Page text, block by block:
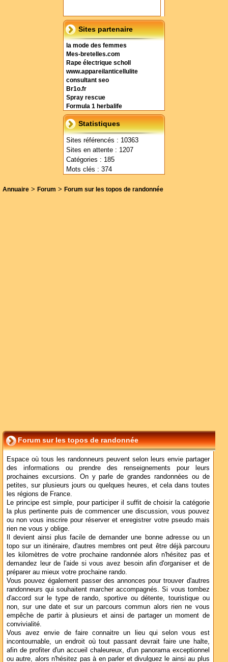
Sites partenaire
la mode des femmes
Mes-bretelles.com
Rape électrique scholl
www.appareilanticellulite
consultant seo
Br1o.fr
Spray rescue
Formula 1 herbalife
Statistiques
Sites référencés : 10363
Sites en attente : 1207
Catégories : 185
Mots clés : 374
Annuaire > Forum > Forum sur les topos de randonnée
Forum sur les topos de randonnée
Espace où tous les randonneurs peuvent selon leurs envie partager
des informations ou prendre des renseignements pour leurs
prochaines excursions. On y parle de grandes randonnées ou de
petites, sur plusieurs jours ou quelques heures, et cela dans toutes
les régions de France.
Le principe est simple, pour participer il suffit de choisir la catégorie
la plus pertinente puis de commencer une discussion, vous pouvez
ou non vous inscrire pour réserver et enregistrer votre pseudo mais
rien ne vous y oblige.
Il devient ainsi plus facile de demander une bonne adresse ou un
topo sur un itinéraire, d'autres membres ont peut être déjà parcouru
les kilomètres de votre prochaine randonnée alors n'hésitez pas et
demandez leur de l'aide si vous avez besoin afin d'organiser et de
préparer au mieux votre prochaine rando.
Vous pouvez également passer des annonces pour trouver d'autres
randonneurs qui souhaitent marcher accompagnés. Si vous tombez
d'accord sur le type de rando, sportive ou détente, touristique ou
non, sur une date et sur un parcours commun alors rien ne vous
empêche de partir à plusieurs et ainsi de partager un moment de
convivialité.
Vous avez envie de faire connaitre un lieu qui selon vous est
incontournable, un endroit où tout passant devrait faire une halte,
afin de profiter d'un accueil chaleureux, d'un panorama exceptionnel
ou autre, alors n'hésitez pas à en parler et divulguez le ainsi au plus